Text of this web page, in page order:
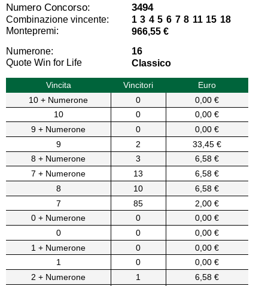
Numero Concorso: 3494
Combinazione vincente:
1 3 4 5 6 7 8 11 15 18
Montepremi:
966,55 €
Numerone:
16
Quote Win for Life
Classico
Vincita Vincitori
Euro
10 + Numerone
0
0,00 €
10
0
0,00 €
9 + Numerone
0
0,00 €
9
2
33,45 €
8 + Numerone
3
6,58 €
7 + Numerone
13
6,58 €
8
10
6,58 €
7
85
2,00 €
0 + Numerone
0
0,00 €
0
0
0,00 €
1 + Numerone
0
0,00 €
1
0
0,00 €
2 + Numerone
1
6,58 €